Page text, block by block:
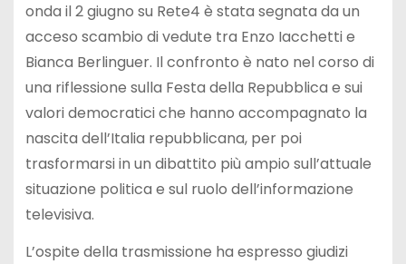
onda il 2 giugno su Rete4 è stata segnata da un
acceso scambio di vedute tra Enzo Iacchetti e
Bianca Berlinguer. Il confronto è nato nel corso di
una riflessione sulla Festa della Repubblica e sui
valori democratici che hanno accompagnato la
nascita dell’Italia repubblicana, per poi
trasformarsi in un dibattito più ampio sull’attuale
situazione politica e sul ruolo dell’informazione
televisiva.
L’ospite della trasmissione ha espresso giudizi